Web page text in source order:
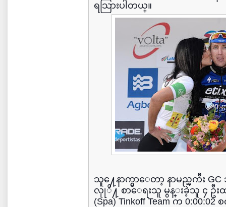
ရသြားပါတယ္။
သူ႔ေနာက္မွာေတာ့ နာမည္ၾကီး
လုုိ႔ စာေရးသူ မွန္းခဲ့သူ ၄ ဦးထဲက
(Spa) Tinkoff Team က